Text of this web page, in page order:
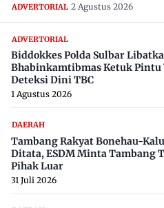
ADVERTORIAL 2 Agustus 2026
ADVERTORIAL
Biddokkes Polda Sulbar
Bhabinkamtibmas Ketuk Pintu
Deteksi Dini TBC
1 Agustus 2026
DAERAH
Tambang Rakyat Bonehau-
Ditata, ESDM Minta Tambang
Pihak Luar
31 Juli 2026